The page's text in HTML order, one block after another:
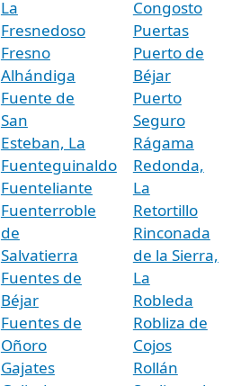
La
Fresnedoso
Fresno
Alhándiga
Fuente de
San
Esteban, La
Fuenteguinaldo
Fuenteliante
Fuenterroble
de
Salvatierra
Fuentes de
Béjar
Fuentes de
Oñoro
Gajates
Congosto
Puertas
Puerto de
Béjar
Puerto
Seguro
Rágama
Redonda,
La
Retortillo
Rinconada
de la Sierra,
La
Robleda
Robliza de
Cojos
Rollán